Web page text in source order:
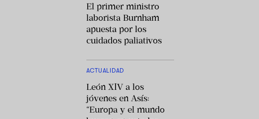
El primer ministro
laborista Burnham
apuesta por los
cuidados paliativos
ACTUALIDAD
León XIV a los
jóvenes en Asís:
“Europa y el mundo